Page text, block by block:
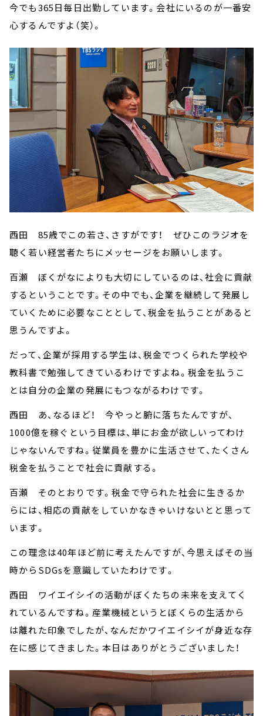
今でも365日毎日出勤しています。会社にいるのが一番安
心するんですよ（笑）。
西田 85歳でこの若さ、さすがです！ ぜひこのラジオを
聴く若い経営者たちにメッセージをお願いします。
百瀬 ぼくがなによりも大切にしているのは、社会に貢献
するということです。その中でも、企業を継続して発展し
ていくために必要なこととして、税金を払うことがあると
思うんですよ。
だって、企業が採用する学生は、税金でつくられた学校や
教科書で勉強してきているわけですよね。税金を払うこ
とは自分の企業の発展にもつながるわけです。
西田 あ、なるほど！ 今やっと腑に落ちたんですが、
1000億を稼ぐという目標は、単にお金が欲しいってわけ
じゃないんですね。従業員を豊かに生活させて、たくさん
税金を払うことで社会に貢献する。
百瀬 そのとおりです。税金で守られた社会に生きるか
らには、相応の貢献をしていかなきゃいけないとと思って
います。
この理念は40年ほど前に考えたんですが、今思えばその当
時からSDGsを意識していたわけです。
西田 ワイエイシイの活動がぼくたちの未来を支えてく
れているんですね。産業機械というとぼくらの生活から
は離れた印象でしたが、なんだかワイエイシイが身近な存
在に感じてきました。本日はありがとうございました！